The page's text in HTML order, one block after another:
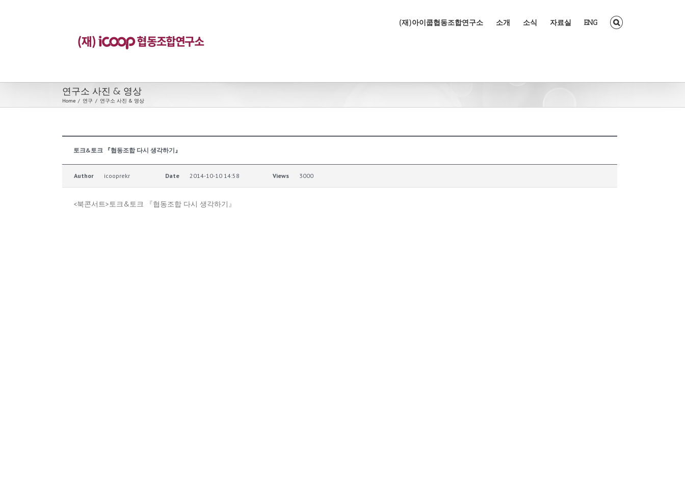
(재)아이쿱협동조합연구소 소개 소식 자료실 ENG
연구소 사진 & 영상
Home / 연구 / 연구소 사진 & 영상
토크&토크 『협동조합 다시 생각하기』
Author icooprekr Date 2014-10-10 14:58 Views 3000
<북콘서트>토크&토크 『협동조합 다시 생각하기』